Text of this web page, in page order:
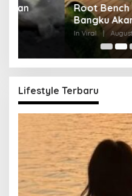
Root Bench Korea
Bangku Akar 30
In Viral | August 8, 2026
Lifestyle Terbaru